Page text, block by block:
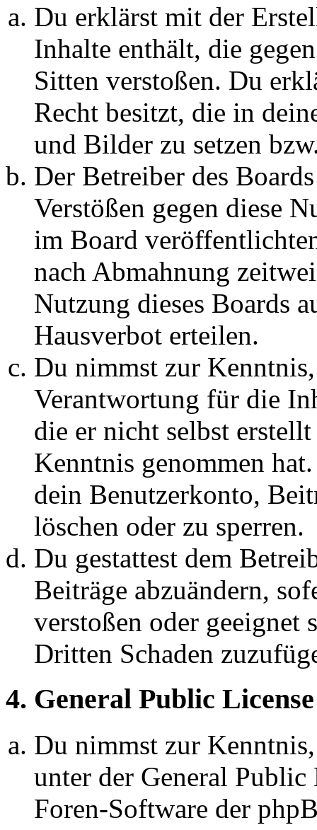
Du erklärst mit der
Inhalte enthält, die
Sitten verstoßen. Du
Recht besitzt, die in
und Bilder zu setzen
Der Betreiber des
Verstößen gegen diese
im Board
nach Abmahnung
Nutzung dieses Boards
Hausverbot erteilen.
Du nimmst zur
Verantwortung für die
die er nicht selbst
Kenntnis genommen
dein Benutzerkonto,
löschen oder zu sperren.
Du gestattest dem
Beiträge abzuändern,
verstoßen oder geeignet
Dritten Schaden
4. General Public License
Du nimmst zur
unter der General
Foren-Software der